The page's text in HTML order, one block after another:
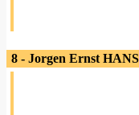
8 - Jorgen Ernst